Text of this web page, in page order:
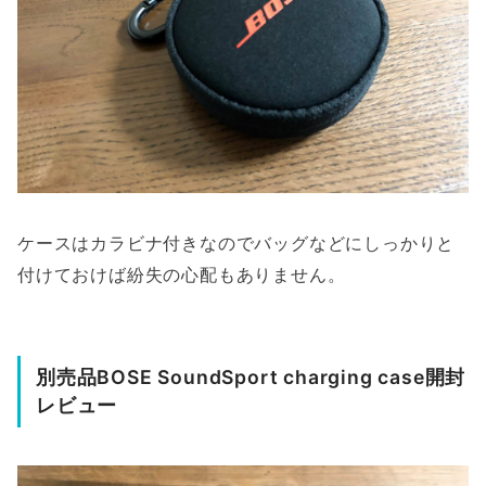
ケースはカラビナ付きなのでバッグなどにしっかりと
付けておけば紛失の心配もありません。
別売品BOSE SoundSport charging case開封
レビュー